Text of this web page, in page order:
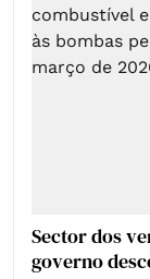
Sector dos
governo